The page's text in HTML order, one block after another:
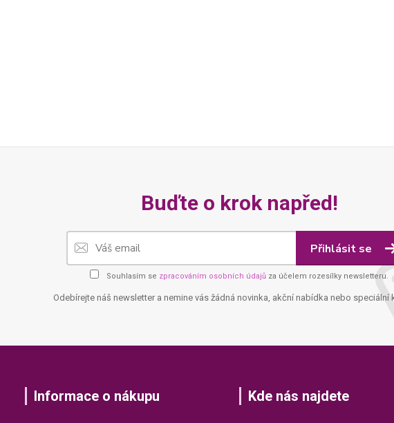
Buďte o krok napřed!
Přihlásit se
Souhlasím se zpracováním osobních údajů za účelem rozesílky newsletteru.
Odebírejte náš newsletter a nemine vás žádná novinka, akční nabídka nebo speciální
Informace o nákupu Kde nás najdete